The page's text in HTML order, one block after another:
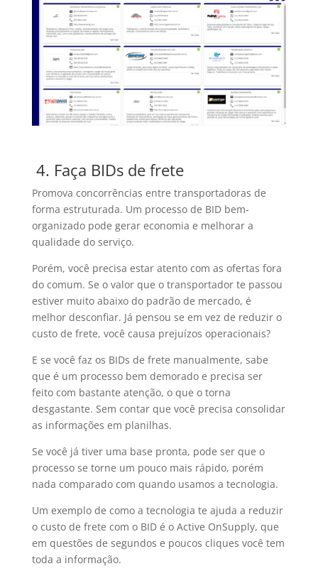
4. Faça BIDs de frete
Promova concorrências entre transportadoras de
forma estruturada. Um processo de BID bem-
organizado pode gerar economia e melhorar a
qualidade do serviço.
Porém, você precisa estar atento com as ofertas fora
do comum. Se o valor que o transportador te passou
estiver muito abaixo do padrão de mercado, é
melhor desconfiar. Já pensou se em vez de reduzir o
custo de frete, você causa prejuízos operacionais?
E se você faz os BIDs de frete manualmente, sabe
que é um processo bem demorado e precisa ser
feito com bastante atenção, o que o torna
desgastante. Sem contar que você precisa consolidar
as informações em planilhas.
Se você já tiver uma base pronta, pode ser que o
processo se torne um pouco mais rápido, porém
nada comparado com quando usamos a tecnologia.
Um exemplo de como a tecnologia te ajuda a reduzir
o custo de frete com o BID é o Active OnSupply, que
em questões de segundos e poucos cliques você tem
toda a informação.